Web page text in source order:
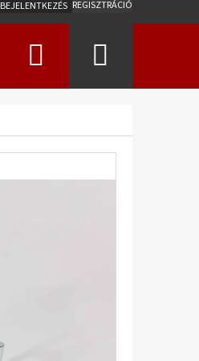
BEJELENTKEZÉS REGISZTRÁCIÓ
Keresés